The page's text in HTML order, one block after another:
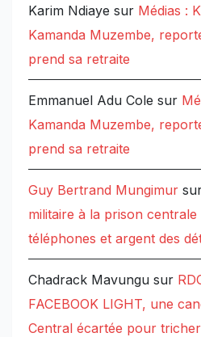
Karim Ndiaye sur Médias :
Kamanda Muzembe,
prend sa retraite
Emmanuel Adu Cole sur
Kamanda Muzembe,
prend sa retraite
Guy Bertrand Mungimur
militaire à la prison centrale
téléphones et argent des
Chadrack Mavungu sur
FACEBOOK LIGHT, une
Central écartée pour